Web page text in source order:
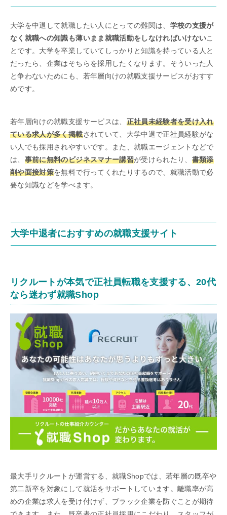
大学を中退して就職したい人にとっての難関は、 学校の支援が
なく就職への知識も薄いまま就職活動をしなければいけないこ
とです。大学を卒業していてしっかりと知識を持っている人と
だったら、企業はそちらを採用したくなります。そういった人
と争わないためにも、若年層向けの就職支援サービスがおすす
めです。
若年層向けの就職支援サービスは、 正社員未経験者を受け入れ
ている求人が多く掲載されていて、大学中退で正社員経験がな
い人でも採用されやすいです。また、就職エージェントなどで
は、 事前に無料のビジネスマナー講習が受けられたり、 書類添
削や面接対策を無料で行ってくれたりするので、就職活動で必
要な知識などを学べます。
大学中退者におすすめの就職支援サイト
リクルートが本気で正社員転職を支援する、20代
なら迷わず就職Shop
最大手リクルートが運営する、就職Shopでは、若年層の既卒や
第二新卒を対象にして就活をサポートしています。離職率が高
めの企業は求人を受け付けず、ブラック企業を防ぐことが期待